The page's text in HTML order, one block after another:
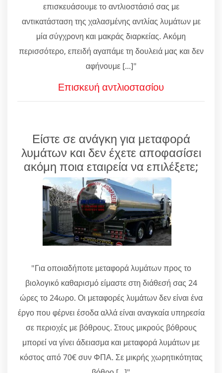
επισκευάσουμε το αντλιοστάσιό σας με
αντικατάσταση της χαλασμένης αντλίας λυμάτων με
μία σύγχρονη και μακράς διαρκείας. Ακόμη
περισσότερο, επειδή αγαπάμε τη δουλειά μας και δεν
αφήνουμε [...]"
Επισκευή αντλιοστασίου
Είστε σε ανάγκη για μεταφορά
λυμάτων και δεν έχετε αποφασίσει
ακόμη ποια εταιρεία να επιλέξετε;
"Για οποιαδήποτε μεταφορά λυμάτων προς το
βιολογικό καθαρισμό είμαστε στη διάθεσή σας 24
ώρες το 24ωρο. Οι μεταφορές λυμάτων δεν είναι ένα
έργο που φέρνει έσοδα αλλά είναι αναγκαία υπηρεσία
σε περιοχές με βόθρους. Στους μικρούς βόθρους
μπορεί να γίνει άδειασμα και μεταφορά λυμάτων με
κόστος από 70€ συν ΦΠΑ. Σε μικρής χωρητικότητας